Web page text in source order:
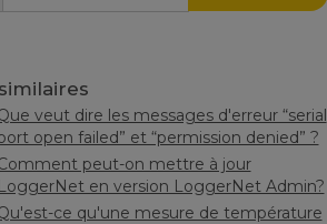
veut dire les messages d'erreur “serial
open failed” et “permission denied” ?
peut-on mettre à jour
LoggerNet en version LoggerNet Admin?
ce qu'une mesure de température